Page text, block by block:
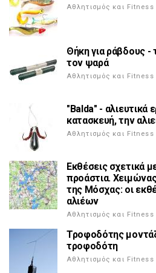
Αθλητισμός και Fitness
Θήκη για ράβδους -
τον ψαρά
Αθλητισμός και Fitness
"Balda" - αλιευτικά
κατασκευή, την
Αθλητισμός και Fitness
Εκθέσεις σχετικά
προάστια.
της Μόσχας: οι
αλιέων
Αθλητισμός και Fitness
Τροφοδότης
τροφοδότη
Αθλητισμός και Fitness